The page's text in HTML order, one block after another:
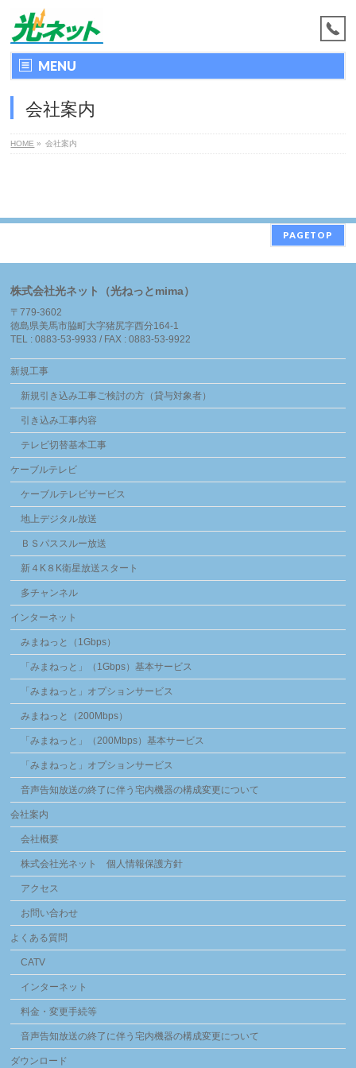
MENU
会社案内
HOME » 会社案内
PAGETOP
株式会社光ネット（光ねっとmima）
〒779-3602
徳島県美馬市脇町大字猪尻字西分164-1
TEL : 0883-53-9933 / FAX : 0883-53-9922
新規工事
新規引き込み工事ご検討の方（貸与対象者）
引き込み工事内容
テレビ切替基本工事
ケーブルテレビ
ケーブルテレビサービス
地上デジタル放送
ＢＳパススルー放送
新４K８K衛星放送スタート
多チャンネル
インターネット
みまねっと（1Gbps）
「みまねっと」（1Gbps）基本サービス
「みまねっと」オプションサービス
みまねっと（200Mbps）
「みまねっと」（200Mbps）基本サービス
「みまねっと」オプションサービス
音声告知放送の終了に伴う宅内機器の構成変更について
会社案内
会社概要
株式会社光ネット 個人情報保護方針
アクセス
お問い合わせ
よくある質問
CATV
インターネット
料金・変更手続等
音声告知放送の終了に伴う宅内機器の構成変更について
ダウンロード